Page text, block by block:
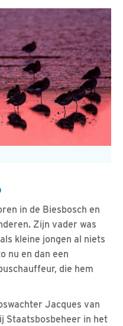
in de Biesbosch en
Zijn vader was
kleine jongen al niets
nu en dan een
die hem
Jacques van
Staatsbosbeheer in het